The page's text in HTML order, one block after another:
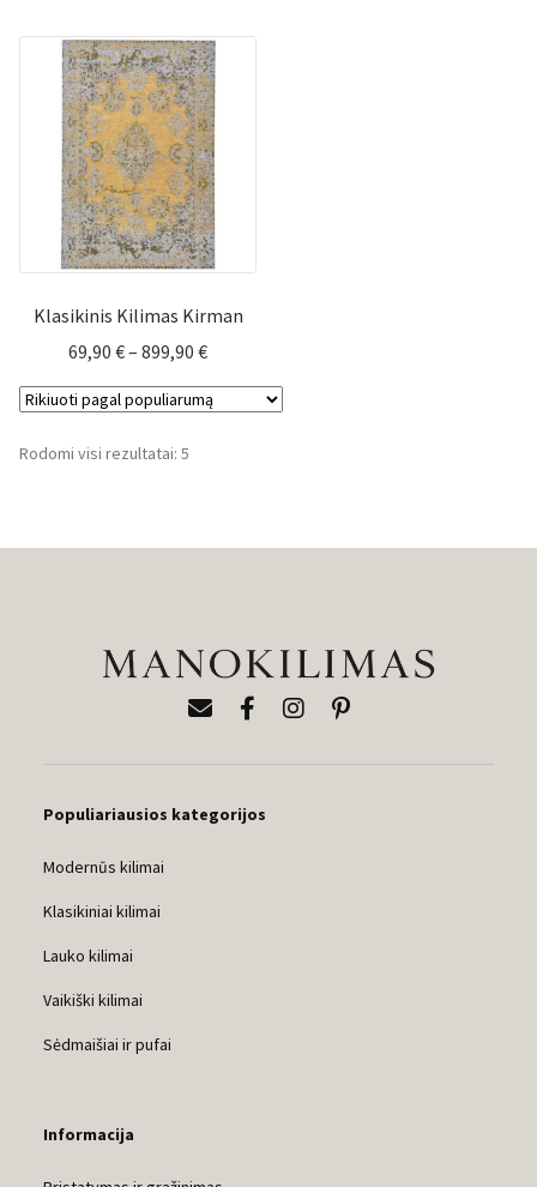
69,90 €
through
899,90 €
Klasikinis Kilimas Kirman
69,90 €– 899,90 €Price
range:
69,90 €
Rodomi visi rezultatai: 5
Populiariausios kategorijos
Modernūs kilimai
Klasikiniai kilimai
Lauko kilimai
Vaikiški kilimai
Sėdmaišiai ir pufai
Informacija